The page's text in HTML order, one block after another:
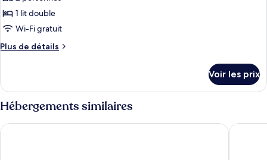
pour
ce
type
de
Chambre
Double
Deluxe
1 lit double
Wi-Fi gratuit
Plus de détails
Plus
le
type
de
chambre
Chambre
Voir les prix
Hébergements similaires
Best Western Hotel Botnia Hotell